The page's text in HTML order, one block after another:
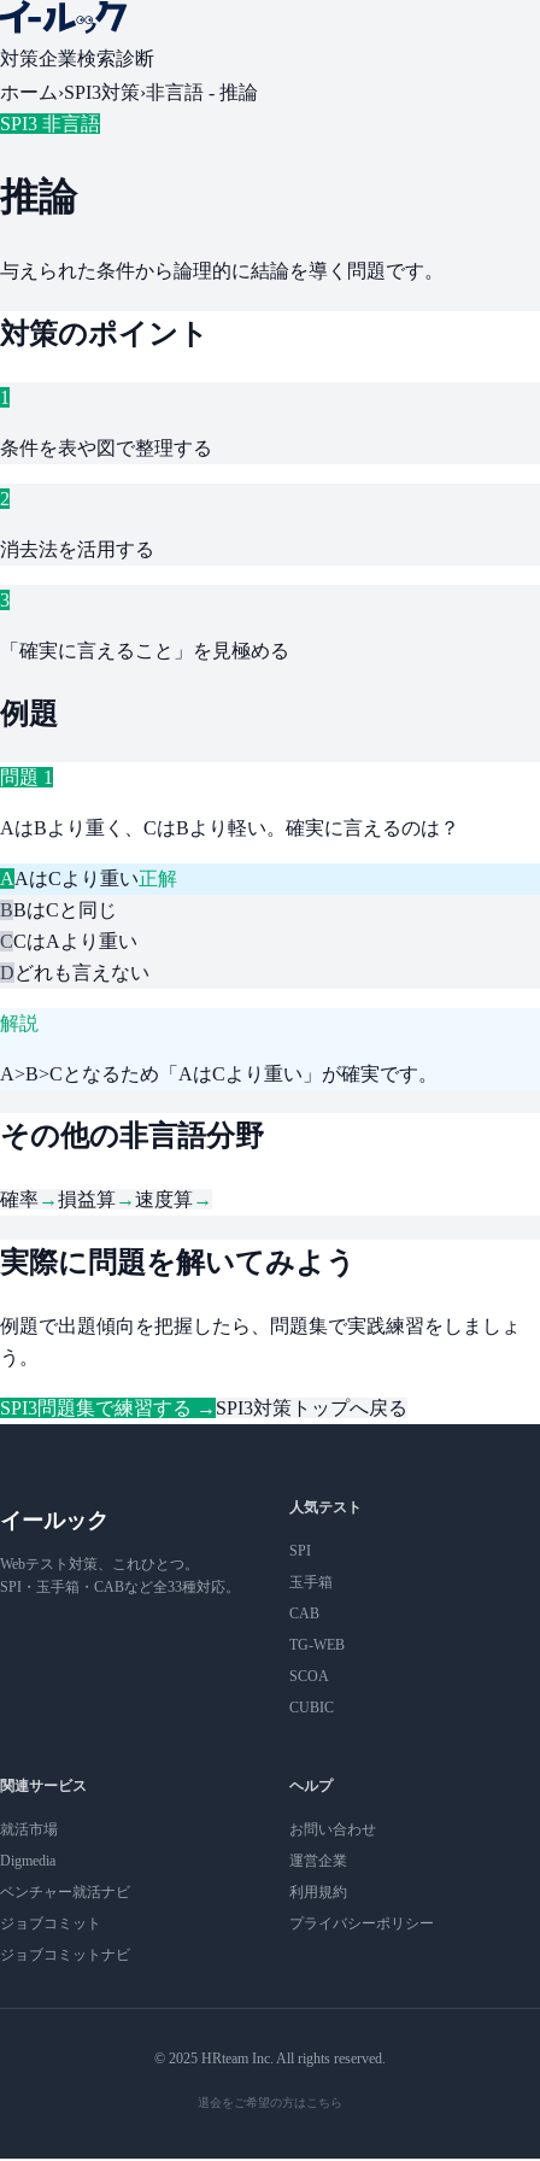
対策企業検索診断
ホーム›SPI3対策›非言語 - 推論
SPI3 非言語
推論
与えられた条件から論理的に結論を導く問題です。
対策のポイント
1
条件を表や図で整理する
2
消去法を活用する
3
「確実に言えること」を見極める
例題
問題 1
AはBより重く、CはBより軽い。確実に言えるのは？
AAはCより重い正解
BBはCと同じ
CCはAより重い
Dどれも言えない
解説
A>B>Cとなるため「AはCより重い」が確実です。
その他の非言語分野
確率→損益算→速度算→
実際に問題を解いてみよう
例題で出題傾向を把握したら、問題集で実践練習をしましょ
う。
SPI3問題集で練習する → SPI3対策トップへ戻る
イールック
Webテスト対策、これひとつ。
SPI・玉手箱・CABなど全33種対応。
人気テスト
SPI
玉手箱
CAB
TG-WEB
SCOA
CUBIC
関連サービス
就活市場
Digmedia
ベンチャー就活ナビ
ジョブコミット
ジョブコミットナビ
ヘルプ
お問い合わせ
運営企業
利用規約
プライバシーポリシー
© 2025 HRteam Inc. All rights reserved.
退会をご希望の方はこちら